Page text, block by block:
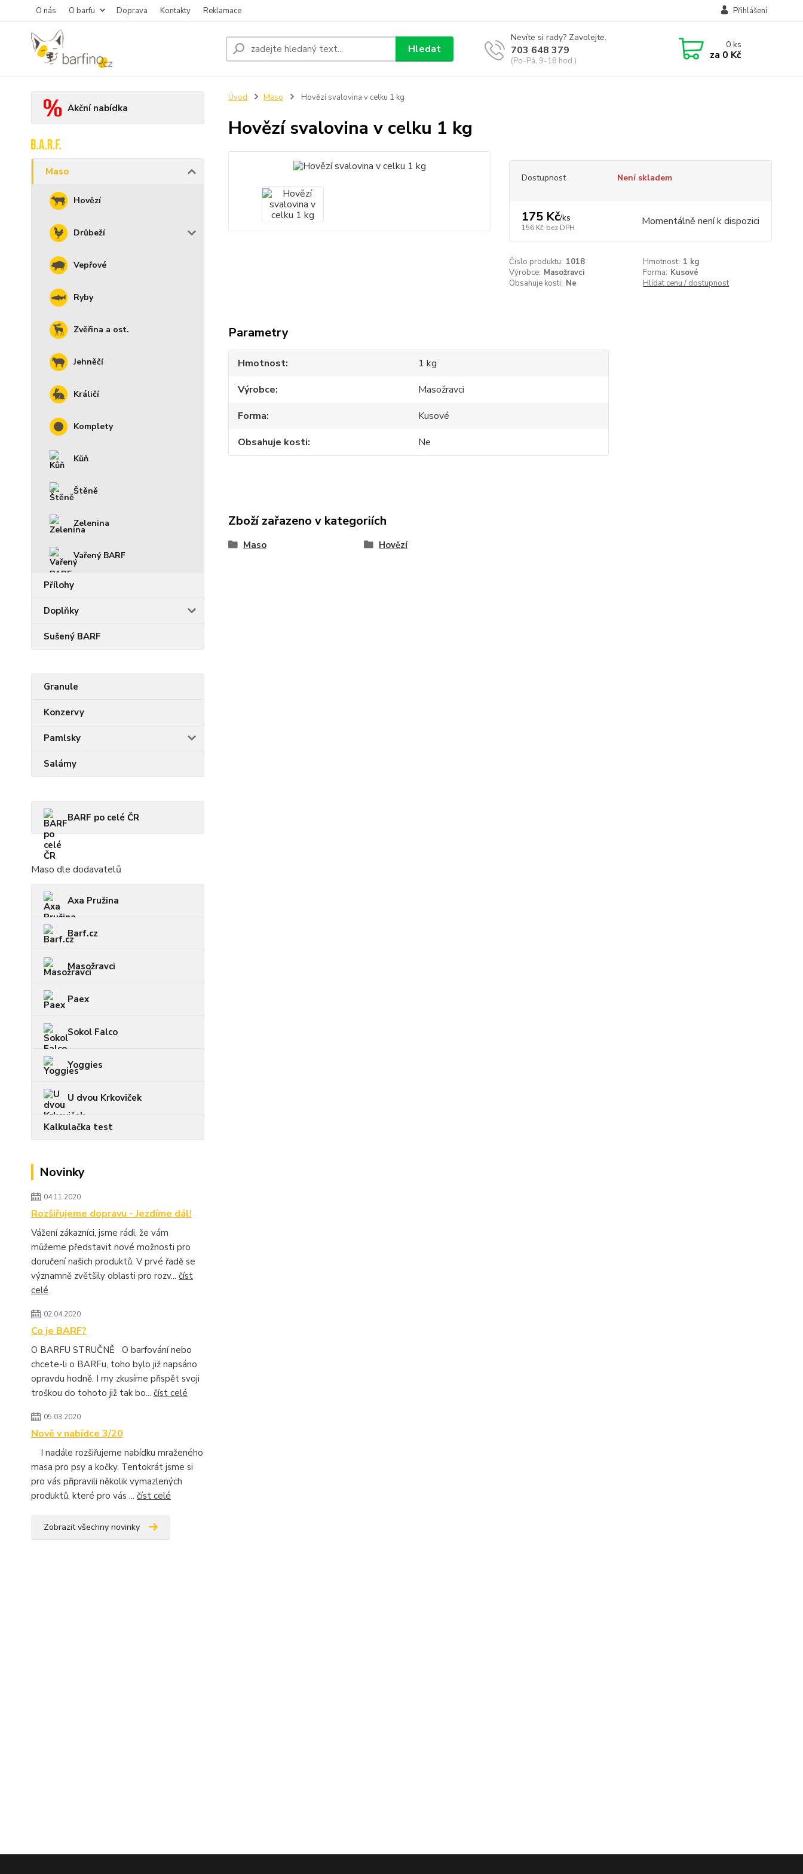
O nás O barfu Doprava Kontakty Reklamace Přihlášení
Hledat
Nevíte si rady? Zavolejte.
703 648 379
(Po-Pá, 9-18 hod.)
0ks
za 0 Kč
Akční nabídka
Maso
Hovězí
Drůbeží
Vepřové
Ryby
Zvěřina a ost.
Jehněčí
Králičí
Komplety
Kůň
Štěně
Zelenina
Vařený BARF
Přílohy
Doplňky
Sušený BARF
Granule
Konzervy
Pamlsky
Salámy
BARF po celé ČR
Maso dle dodavatelů
Axa Pružina
Barf.cz
Masožravci
Paex
Sokol Falco
Yoggies
U dvou Krkoviček
Kalkulačka test
Novinky
04.11.2020
Rozšiřujeme dopravu - Jezdíme dál!
Vážení zákazníci, jsme rádi, že vám
můžeme představit nové možnosti pro
doručení našich produktů. V prvé řadě se
významně zvětšily oblasti pro rozv... číst
celé
02.04.2020
Co je BARF?
O BARFU STRUČNĚ O barfování nebo
chcete-li o BARFu, toho bylo již napsáno
opravdu hodně. I my zkusíme přispět svoji
troškou do tohoto již tak bo... číst celé
05.03.2020
Nově v nabídce 3/20
I nadále rozšiřujeme nabídku mraženého
masa pro psy a kočky. Tentokrát jsme si
pro vás připravili několik vymazlených
produktů, které pro vás ... číst celé
Zobrazit všechny novinky
Úvod Maso Hovězí svalovina v celku 1 kg
Hovězí svalovina v celku 1 kg
Dostupnost Není skladem
175 Kč/ks
156 Kč bez DPH Momentálně není k dispozici
Číslo produktu: 1018 Hmotnost: 1 kg
Výrobce: Masožravci Forma: Kusové
Obsahuje kosti: Ne Hlídat cenu / dostupnost
Parametry
Hmotnost
1 kg
Výrobce
Masožravci
Forma
Kusové
Obsahuje kosti
Ne
Zboží zařazeno v kategoriích
Maso Hovězí